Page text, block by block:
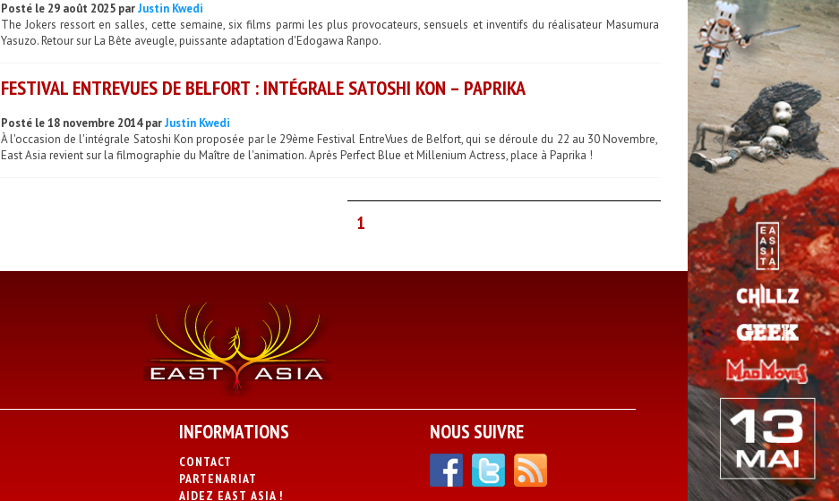
Posté le 29 août 2025 parJustin Kwedi
The Jokers ressort en salles, cette semaine, six films parmi les plus provocateurs, sensuels et inventifs du réalisateur Masumura
Yasuzo. Retour sur La Bête aveugle, puissante adaptation d'Edogawa Ranpo.
FESTIVAL ENTREVUES DE BELFORT : INTÉGRALE SATOSHI KON – PAPRIKA
Posté le 18 novembre 2014 parJustin Kwedi
À l'occasion de l'intégrale Satoshi Kon proposée par le 29ème Festival EntreVues de Belfort, qui se déroule du 22 au 30 Novembre,
East Asia revient sur la filmographie du Maître de l'animation. Après Perfect Blue et Millenium Actress, place à Paprika !
1
INFORMATIONS
CONTACT
PARTENARIAT
AIDEZ EAST ASIA !
NOUS SUIVRE